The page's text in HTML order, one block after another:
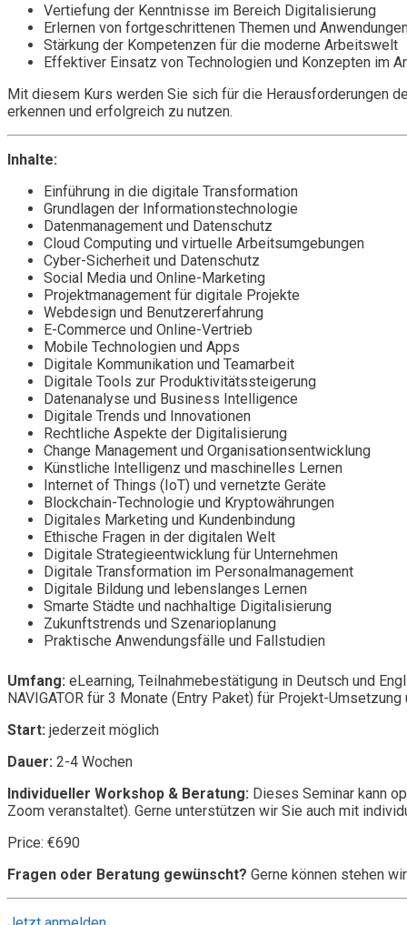
Vertiefung der Kenntnisse im Bereich Digitalisierung
Erlernen von fortgeschrittenen Themen und
Stärkung der Kompetenzen für die moderne Arbeitswelt
Effektiver Einsatz von Technologien und Konzepten im
Mit diesem Kurs werden Sie sich für die Herausforderungen
erkennen und erfolgreich zu nutzen.
Inhalte:
Einführung in die digitale Transformation
Grundlagen der Informationstechnologie
Datenmanagement und Datenschutz
Cloud Computing und virtuelle Arbeitsumgebungen
Cyber-Sicherheit und Datenschutz
Social Media und Online-Marketing
Projektmanagement für digitale Projekte
Webdesign und Benutzererfahrung
E-Commerce und Online-Vertrieb
Mobile Technologien und Apps
Digitale Kommunikation und Teamarbeit
Digitale Tools zur Produktivitätssteigerung
Datenanalyse und Business Intelligence
Digitale Trends und Innovationen
Rechtliche Aspekte der Digitalisierung
Change Management und Organisationsentwicklung
Künstliche Intelligenz und maschinelles Lernen
Internet of Things (IoT) und vernetzte Geräte
Blockchain-Technologie und Kryptowährungen
Digitales Marketing und Kundenbindung
Ethische Fragen in der digitalen Welt
Digitale Strategieentwicklung für Unternehmen
Digitale Transformation im Personalmanagement
Digitale Bildung und lebenslanges Lernen
Smarte Städte und nachhaltige Digitalisierung
Zukunftstrends und Szenarioplanung
Praktische Anwendungsfälle und Fallstudien
Umfang: eLearning, Teilnahmebestätigung in Deutsch und
NAVIGATOR für 3 Monate (Entry Paket) für Projekt-
Start: jederzeit möglich
Dauer: 2-4 Wochen
Individueller Workshop & Beratung: Dieses Seminar kann
Zoom veranstaltet). Gerne unterstützen wir Sie auch mit
Price: €690
Fragen oder Beratung gewünscht? Gerne können stehen